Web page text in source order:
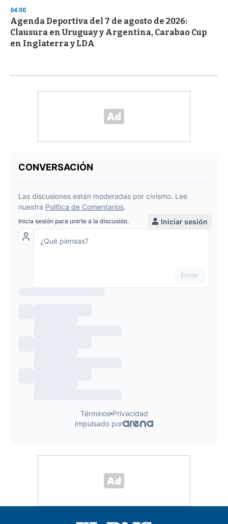
04:00
Agenda Deportiva del 7 de agosto de 2026:
Clausura en Uruguay y Argentina, Carabao Cup
en Inglaterra y LDA